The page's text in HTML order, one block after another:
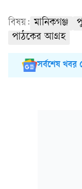
বিষয়: মানিকগঞ্জ
পাঠকের আগ্রহ
সর্বশেষ